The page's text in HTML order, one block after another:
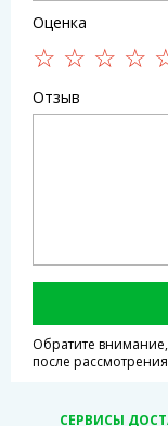
Оценка
Отзыв
Обратите
после
СЕРВИСЫ